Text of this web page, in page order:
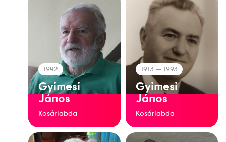
1942
Gyimesi
János
Kosárlabda
1913 — 1993
Gyimesi
János
Kosárlabda